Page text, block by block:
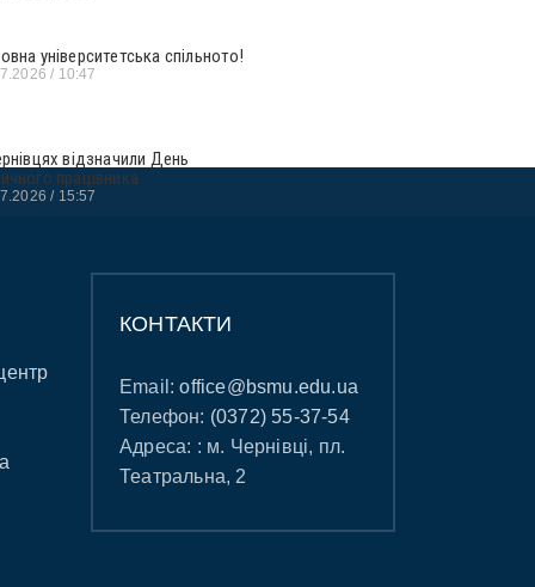
університетська спільното!
10:47
відзначили День
працівника
15:57
КОНТАКТИ
Email:office@bsmu.edu.ua
Телефон: (0372) 55-37-54
Адреса: : м. Чернівці, пл.
Театральна, 2